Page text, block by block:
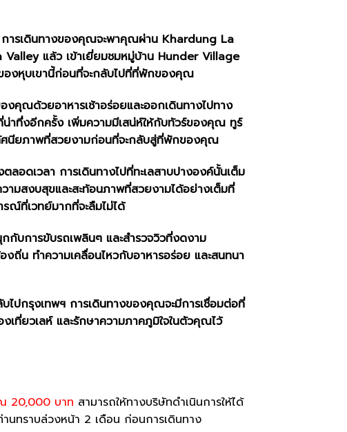
การเดินทางของคุณจะพาคุณผ่าน Khardung La
แล้ว เข้าเยี่ยมชมหมู่บ้าน Hunder Village
องหุบเขานี้ก่อนที่จะกลับไปที่ที่พักของคุณ
งคุณด้วยอาหารเช้าอร่อยและออกเดินทางไปทาง
าทึ่งอีกครั้ง เพิ่มความมีเสน่ห์ให้กับทัวร์ของคุณ ทูร์
ศนียภาพที่สวยงามก่อนที่จะกลับสู่ที่พักของคุณ
อดเวลา การเดินทางไปที่ทะเลสาบปางองค์นั้นเต็ม
ามสงบสุขและสะท้อนภาพที่สวยงามได้อย่างเต็มที่
รณ์ที่เวทย์มากที่จะลืมไม่ได้
กับการขับรถเพลินๆ และสำรวจวิวที่งดงาม
น ทำความเคลื่อนไหวกับอาหารอร่อย และสนทนา
ไปกรุงเทพฯ การเดินทางของคุณจะมีการเชื่อมต่อที่
เที่ยวเลห์ และรักษาความภาคภูมิใจในตัวคุณไว้
ณ 20,000 บาท สามารถให้ทางบริษัทดำเนินการให้ได้
ทราบล่วงหน้า 2 เดือน ก่อนการเดินทาง